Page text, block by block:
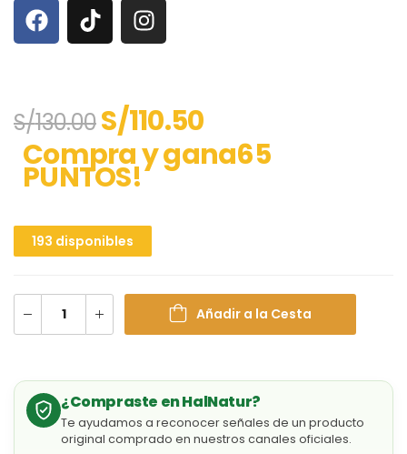
S/130.00S/110.50
Compra y gana65
PUNTOS!
193 disponibles
Añadir a la Cesta
¿Compraste en HalNatur?
Te ayudamos a reconocer señales de un producto
original comprado en nuestros canales oficiales.